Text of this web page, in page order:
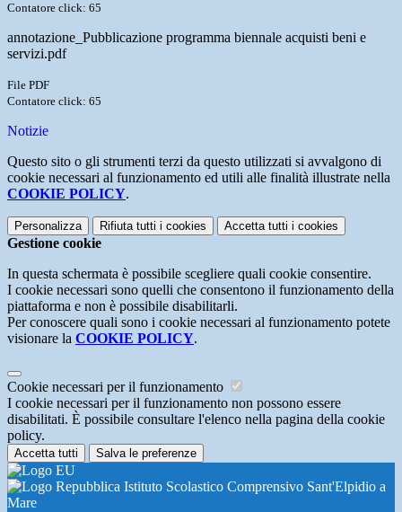
Contatore click: 65
annotazione_Pubblicazione programma biennale acquisti beni e
servizi.pdf
File PDF
Contatore click: 65
Notizie
Questo sito o gli strumenti terzi da questo utilizzati si avvalgono di
cookie necessari al funzionamento ed utili alle finalità illustrate nella
COOKIE POLICY.
Personalizza Rifiuta tutti i cookies Accetta tutti i cookies
Gestione cookie
In questa schermata è possibile scegliere quali cookie consentire.
I cookie necessari sono quelli che consentono il funzionamento della
piattaforma e non è possibile disabilitarli.
Per conoscere quali sono i cookie necessari al funzionamento potete
visionare la COOKIE POLICY.
Cookie necessari per il funzionamento
I cookie necessari per il funzionamento non possono essere
disabilitati. È possibile consultare l'elenco nella pagina della cookie
policy.
Accetta tutti Salva le preferenze
Istituto Scolastico Comprensivo Sant'Elpidio a
Mare